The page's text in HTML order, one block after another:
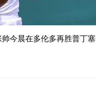
今晨在多伦多再胜普丁塞